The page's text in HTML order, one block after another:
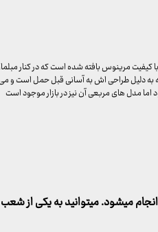
مرینوس بافته شده است که در کنار
به دلیل طراحی ‌اش به آسانی قبل حمل است و
مدل ‌های مربعی آن نیز در بازار موجود است
میشود. میتوانید به یکی از